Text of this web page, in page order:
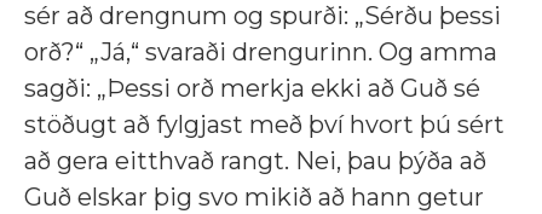
sér að drengnum og spurði: „Sérðu þessi
orð?“ „Já,“ svaraði drengurinn. Og amma
sagði: „Þessi orð merkja ekki að Guð sé
stöðugt að fylgjast með því hvort þú sért
að gera eitthvað rangt. Nei, þau þýða að
Guð elskar þig svo mikið að hann getur